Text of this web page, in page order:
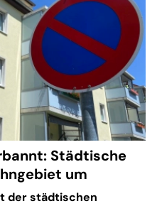
Städtische
um
der städtischen